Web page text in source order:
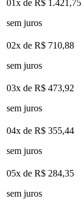
01x de R$ 1.421,75
sem juros
02x de R$ 710,88
sem juros
03x de R$ 473,92
sem juros
04x de R$ 355,44
sem juros
05x de R$ 284,35
sem juros